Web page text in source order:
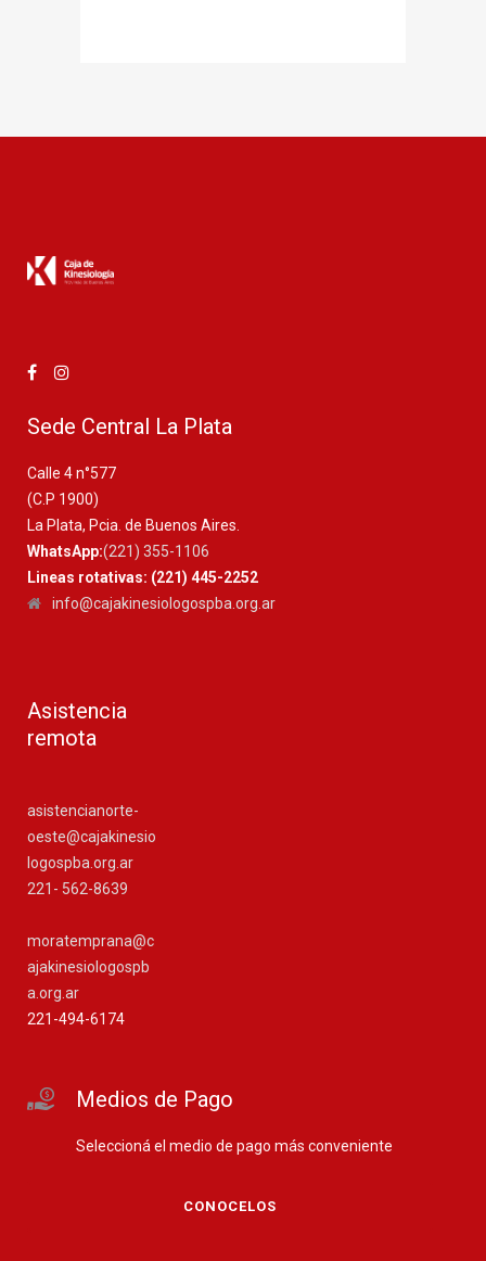
Sede Central La Plata
Calle 4 n°577
(C.P 1900)
La Plata, Pcia. de Buenos Aires.
WhatsApp:(221) 355-1106
Lineas rotativas: (221) 445-2252
info@cajakinesiologospba.org.ar
Asistencia
remota
asistencianorte-
oeste@cajakinesio
logospba.org.ar
221- 562-8639
moratemprana@c
ajakinesiologospb
a.org.ar
221-494-6174
Medios de Pago
Seleccioná el medio de pago más conveniente
CONOCELOS